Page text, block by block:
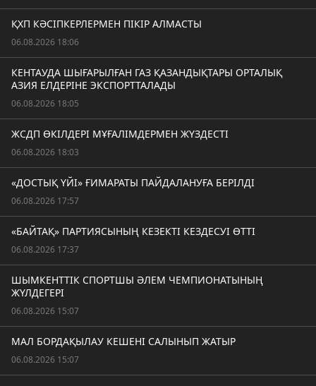
ҚХП КӘСІПКЕРЛЕРМЕН ПІКІР АЛМАСТЫ
06.08.2026 18:06
КЕНТАУДА ШЫҒАРЫЛҒАН ГАЗ ҚАЗАНДЫҚТАРЫ ОРТАЛЫҚ
АЗИЯ ЕЛДЕРІНЕ ЭКСПОРТТАЛАДЫ
06.08.2026 18:05
ЖСДП ӨКІЛДЕРІ МҰҒАЛІМДЕРМЕН ЖҮЗДЕСТІ
06.08.2026 18:03
«ДОСТЫҚ ҮЙІ» ҒИМАРАТЫ ПАЙДАЛАНУҒА БЕРІЛДІ
06.08.2026 17:57
«БАЙТАҚ» ПАРТИЯСЫНЫҢ КЕЗЕКТІ КЕЗДЕСУІ ӨТТІ
06.08.2026 17:37
ШЫМКЕНТТІК СПОРТШЫ ӘЛЕМ ЧЕМПИОНАТЫНЫҢ
ЖҮЛДЕГЕРІ
06.08.2026 15:07
МАЛ БОРДАҚЫЛАУ КЕШЕНІ САЛЫНЫП ЖАТЫР
06.08.2026 15:07